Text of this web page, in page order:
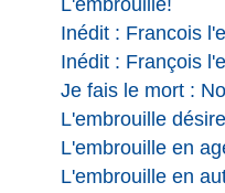
L'embrouille!
Inédit : Francois
Inédit : François
Je fais le mort :
L'embrouille
L'embrouille en
L'embrouille en